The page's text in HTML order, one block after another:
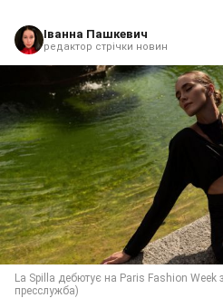
Іванна Пашкевич
редактор стрічки новин
La Spilla дебютує на Paris Fashion Week
пресслужба)